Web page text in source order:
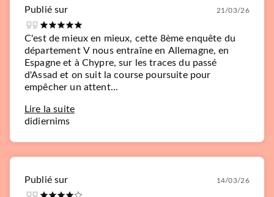
Publié sur 21/03/26
C'est de mieux en mieux, cette 8ème enquête du
département V nous entraîne en Allemagne, en
Espagne et à Chypre, sur les traces du passé
d'Assad et on suit la course poursuite pour
empêcher un attent...
Lire la suite
didiernims
Publié sur 14/03/26